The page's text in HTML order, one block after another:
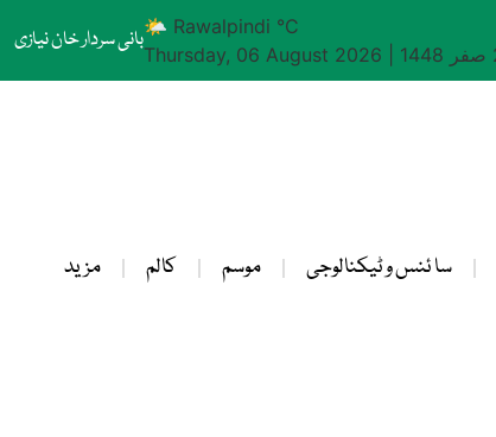
بانی سردار خان نیازی🌤 Rawalpindi °C
Thursday, 06 August 2026
سا ئنس و ٹیکنالوجی موسم کالم مزید